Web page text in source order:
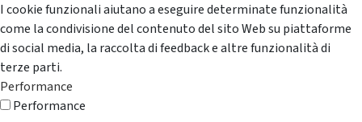
I cookie funzionali aiutano a eseguire determinate funzionalità
come la condivisione del contenuto del sito Web su piattaforme
di social media, la raccolta di feedback e altre funzionalità di
terze parti.
Performance
Performance